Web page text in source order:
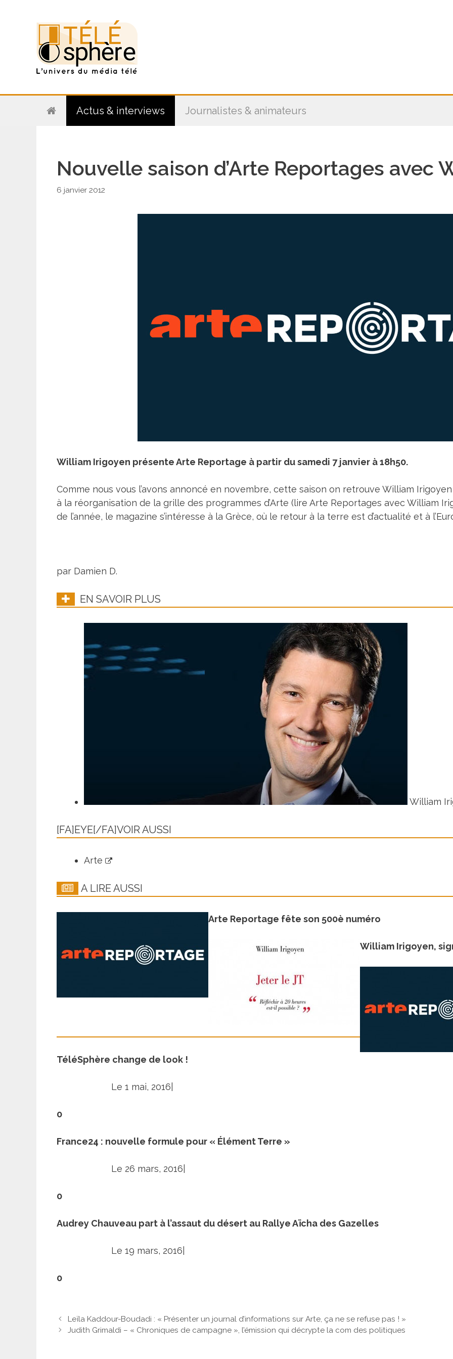
Actus & interviews Journalistes & animateurs
Nouvelle saison d’Arte Reportages avec
6 janvier 2012
William Irigoyen présenteArte Reportage à partir du samedi 7 janvier à 18h50.
Comme nous vous l’avons annoncé en novembre, cette saison on retrouve William
à la réorganisation de la grille des programmes d’Arte (lire Arte Reportages avec William
de l’année, le magazine s’intéresse à la Grèce, où le retour à la terre est d’actualité et à
par Damien D.
EN SAVOIR PLUS
William
[FA]EYE[/FA]VOIR AUSSI
Arte
A LIRE AUSSI
Arte Reportage fête son 500è numéro
William Irigoyen,
TéléSphère change de look !
Le 1 mai, 2016|
0
France24 : nouvelle formule pour « Élément Terre »
Le 26 mars, 2016|
0
Audrey Chauveau part à l’assaut du désert au Rallye Aïcha des Gazelles
Le 19 mars, 2016|
0
Leïla Kaddour-Boudadi : « Présenter un journal d’informations sur Arte, ça ne se refuse pas ! »
Judith Grimaldi – « Chroniques de campagne », l’émission qui décrypte la com des politiques